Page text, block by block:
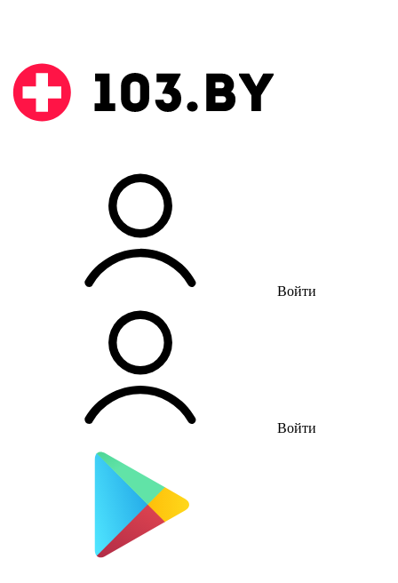
Войти
Войти